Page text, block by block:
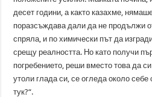
десет години, а както казахме,
поразсъждава дали да не продължи
спряла, и по химически път да
срещу реалността. Но като получи
погребението, реши вместо това да
утоли глада си, се огледа около себе
тук?“.